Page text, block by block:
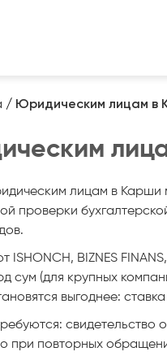
/ Юридическим лицам в
лицам в
проверки
ISHONCH, BIZNES
сум (для крупных
выгоднее:
свидетельство
повторных